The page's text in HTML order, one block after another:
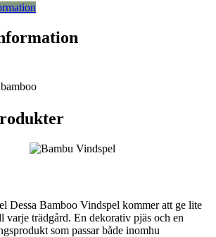
Dessa Bamboo Vindspel kommer att ge lite
varje trädgård. En dekorativ pjäs och en
som passar både inomhu